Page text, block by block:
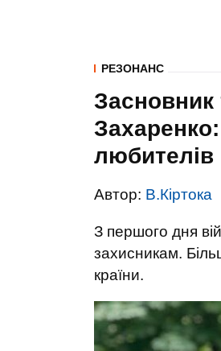
РЕЗОНАНС
Засновник
Автор: В.Кіртока
З першого дня
захисникам.
країни.